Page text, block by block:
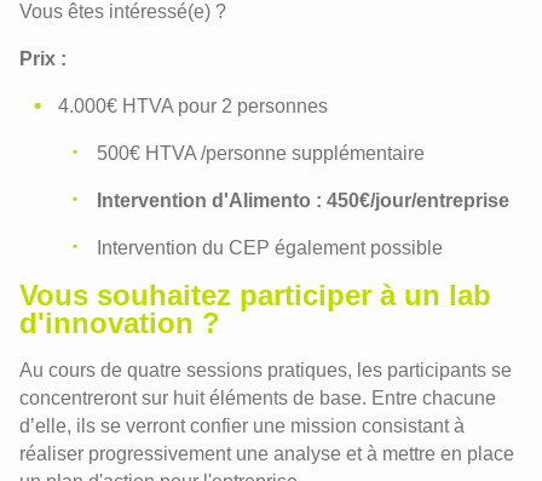
Vous êtes intéressé(e) ?
Prix :
4.000€ HTVA pour 2 personnes
500€ HTVA /personne supplémentaire
Intervention d'Alimento : 450€/jour/entreprise
Intervention du CEP également possible
Vous souhaitez participer à un lab
d'innovation ?
Au cours de quatre sessions pratiques, les participants se
concentreront sur huit éléments de base. Entre chacune
d’elle, ils se verront confier une mission consistant à
réaliser progressivement une analyse et à mettre en place